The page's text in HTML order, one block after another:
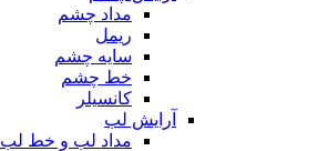
مداد چشم
ریمل
سایه چشم
خط چشم
کانسیلر
آرایش لب
مداد لب و خط لب